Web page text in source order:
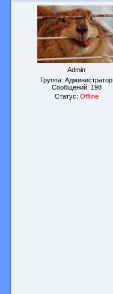
Admin
Группа: Администратор
Сообщений: 198
Статус: Offline